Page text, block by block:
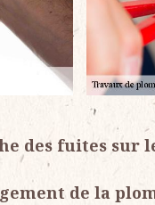
des fuites sur
de la